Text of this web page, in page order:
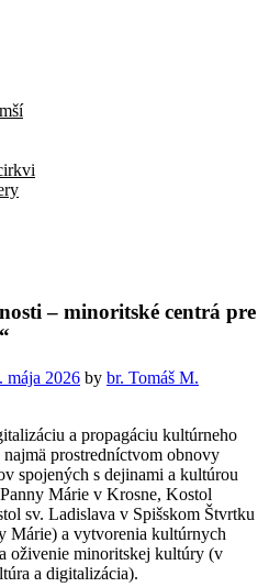
– minoritské centrá pre
mája 2026 by br. Tomáš M.
a propagáciu kultúrneho
prostredníctvom obnovy
spojených s dejinami a kultúrou
Márie v Krosne, Kostol
sv. Ladislava v Spišskom Štvrtku
Márie) a vytvorenia kultúrnych
oživenie minoritskej kultúry (v
a digitalizácia).